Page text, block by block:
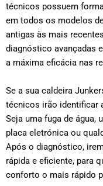
técnicos possuem
em todos os modelos
antigas às mais
diagnóstico avançadas
a máxima eficácia nas
Se a sua caldeira
técnicos irão identificar
Seja uma fuga de água,
placa eletrónica ou
Após o diagnóstico,
rápida e eficiente, para
conforto o mais rápido